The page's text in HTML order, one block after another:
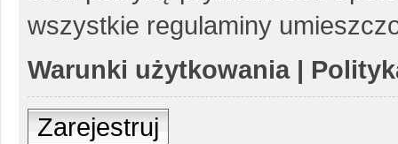
wszystkie regulaminy
Warunki użytkowania|
Zarejestruj